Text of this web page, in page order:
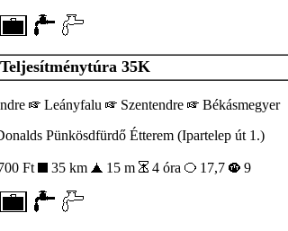
35K
Leányfalu Szentendre
Békásmegyer
Pünkösdfürdő Étterem (Ipartelep út 1.)
Ft 35 km 15 m 4 óra 17,7 9